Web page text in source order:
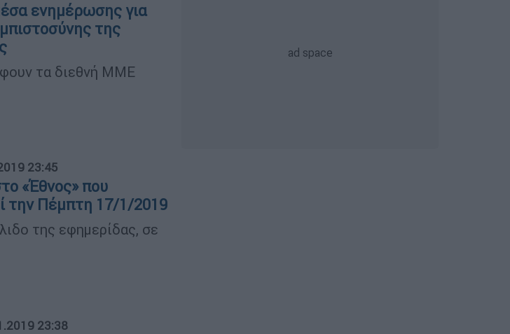
ενημέρωσης για
της
τα διεθνή ΜΜΕ
23:45
«Έθνος» που
την Πέμπτη 17/1/2019
της εφημερίδας, σε
23:38